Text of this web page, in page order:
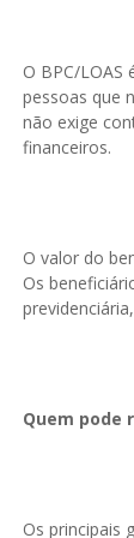
O BPC/
pessoas que
não exige
financeiros.
O valor do
Os
Quem pode
Os principais